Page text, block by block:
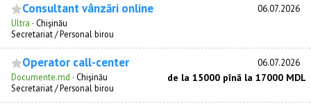
Consultant vânzări online 06.07.2026
Ultra · Chişinău
Secretariat / Personal birou
Operator call-center 06.07.2026
Documente.md · Chişinău de la 15000 pînă la 17000 MDL
Secretariat / Personal birou